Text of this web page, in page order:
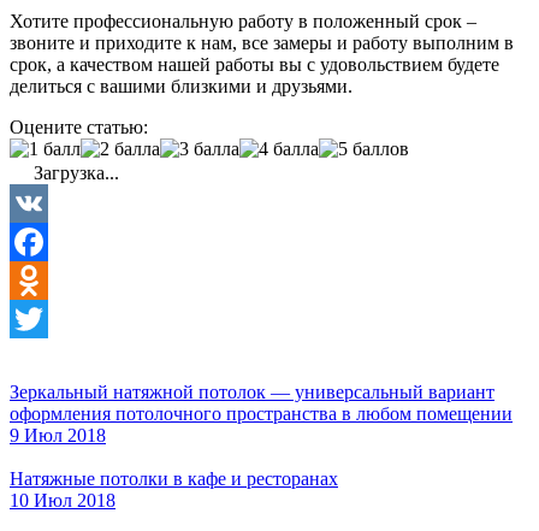
Хотите профессиональную работу в положенный срок –
звоните и приходите к нам, все замеры и работу выполним в
срок, а качеством нашей работы вы с удовольствием будете
делиться с вашими близкими и друзьями.
Оцените статью:
Загрузка...
VK
Facebook
Odnoklassniki
Зеркальный натяжной потолок — универсальный вариант
оформления потолочного пространства в любом помещении
9 Июл 2018
Натяжные потолки в кафе и ресторанах
10 Июл 2018